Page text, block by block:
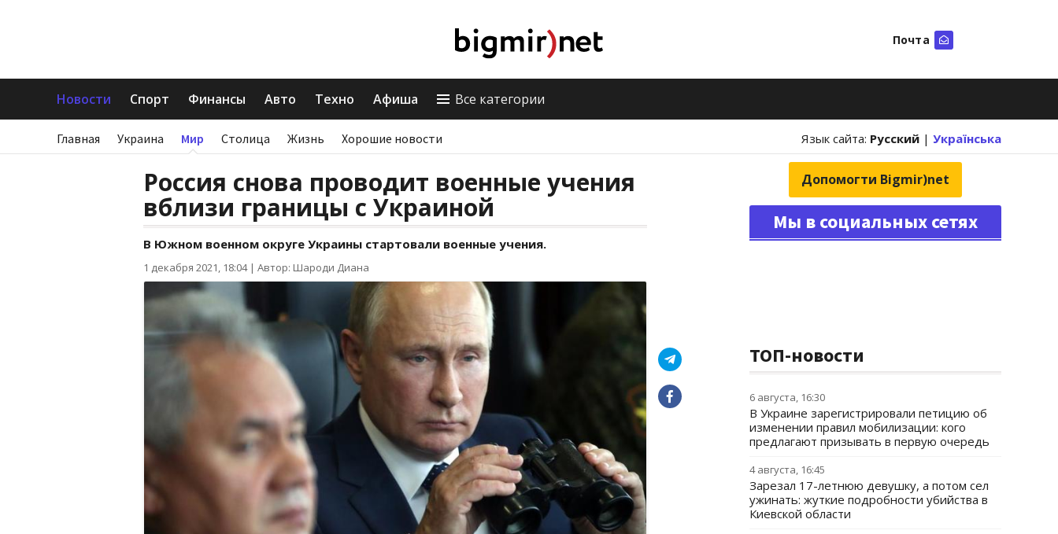
Почта
Новости Спорт Финансы Авто Техно Афиша Все категории
Главная Украина Мир Столица Жизнь Хорошие новости Язык сайта: Русский | Українська
Россия снова проводит военные учения
вблизи границы с Украиной
В Южном военном округе Украины стартовали военные учения.
1 декабря 2021, 18:04| Автор: Шароди Диана
Допомогти Bigmir)net
Мы в социальных сетях
ТОП-новости
6 августа, 16:30
В Украине зарегистрировали петицию об
изменении правил мобилизации: кого
предлагают призывать в первую очередь
4 августа, 16:45
Зарезал 17-летнюю девушку, а потом сел
ужинать: жуткие подробности убийства в
Киевской области